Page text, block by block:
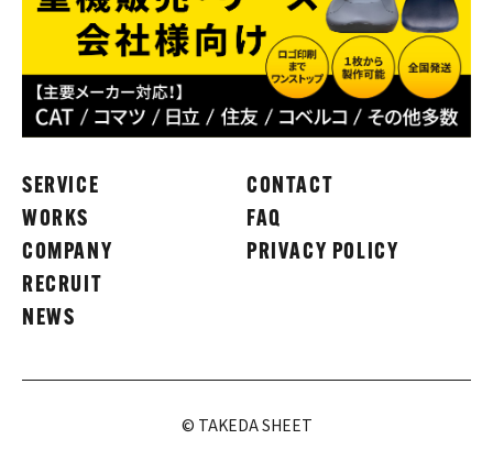
SERVICE
WORKS
COMPANY
RECRUIT
NEWS
CONTACT
FAQ
PRIVACY POLICY
© TAKEDA SHEET